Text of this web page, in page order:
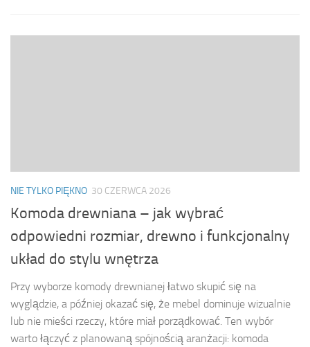
NIE TYLKO PIĘKNO 30 CZERWCA 2026
Komoda drewniana – jak wybrać
odpowiedni rozmiar, drewno i funkcjonalny
układ do stylu wnętrza
Przy wyborze komody drewnianej łatwo skupić się na
wyglądzie, a później okazać się, że mebel dominuje wizualnie
lub nie mieści rzeczy, które miał porządkować. Ten wybór
warto łączyć z planowaną spójnością aranżacji: komoda